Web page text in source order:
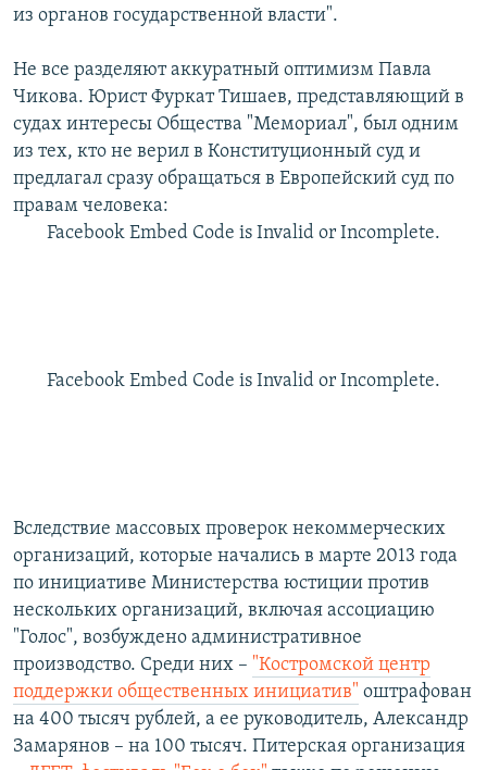
из органов государственной власти".
Не все разделяют аккуратный оптимизм Павла
Чикова. Юрист Фуркат Тишаев, представляющий в
судах интересы Общества "Мемориал", был одним
из тех, кто не верил в Конституционный суд и
предлагал сразу обращаться в Европейский суд по
правам человека:
Facebook Embed Code is Invalid or Incomplete.
Facebook Embed Code is Invalid or Incomplete.
Вследствие массовых проверок некоммерческих
организаций, которые начались в марте 2013 года
по инициативе Министерства юстиции против
нескольких организаций, включая ассоциацию
"Голос", возбуждено административное
производство. Среди них – "Костромской центр
поддержки общественных инициатив" оштрафован
на 400 тысяч рублей, а ее руководитель, Александр
Замарянов – на 100 тысяч. Питерская организация